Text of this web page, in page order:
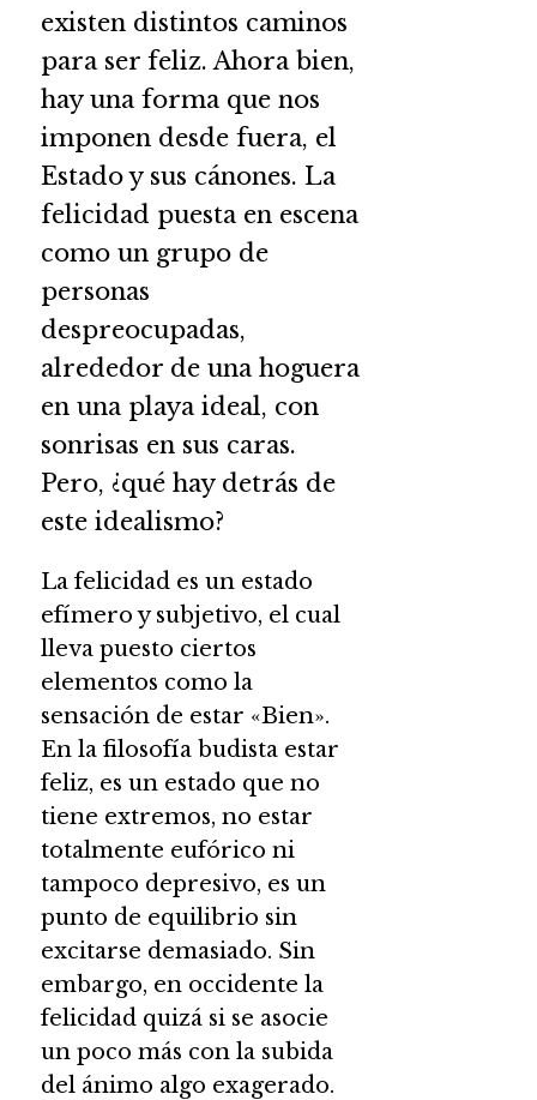
existen distintos caminos
para ser feliz. Ahora bien,
hay una forma que nos
imponen desde fuera, el
Estado y sus cánones. La
felicidad puesta en escena
como un grupo de
personas
despreocupadas,
alrededor de una hoguera
en una playa ideal, con
sonrisas en sus caras.
Pero, ¿qué hay detrás de
este idealismo?
La felicidad es un estado
efímero y subjetivo, el cual
lleva puesto ciertos
elementos como la
sensación de estar «Bien».
En la filosofía budista estar
feliz, es un estado que no
tiene extremos, no estar
totalmente eufórico ni
tampoco depresivo, es un
punto de equilibrio sin
excitarse demasiado. Sin
embargo, en occidente la
felicidad quizá si se asocie
un poco más con la subida
del ánimo algo exagerado.